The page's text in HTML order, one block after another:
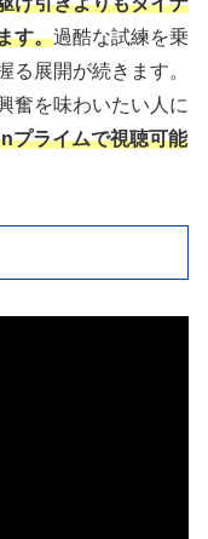
す。過酷な試練を乗
る展開が続きます。
奮を味わいたい人に
プライムで視聴可能